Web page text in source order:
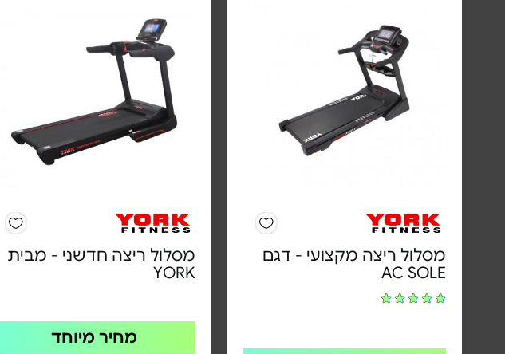
מסלול ריצה מקצועי - דגם
AC SOLE
מסלול ריצה חדשני - מבית
YORK
מחיר מיוחד